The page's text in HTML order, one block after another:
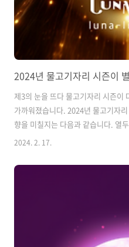
2024년 물고기자리 시즌이
제3의 눈을 뜨다 물고기자리 시즌이
가까워졌습니다. 2024년 물고기자
향을 미칠지는 다음과 같습니다. 열
영적인 시즌이 될 것이기 때문입니다
11시 13분(ET)에 태양이 물고기자
로 어떤 일이든 일어날 수 있습니다!
2024. 2. 17.